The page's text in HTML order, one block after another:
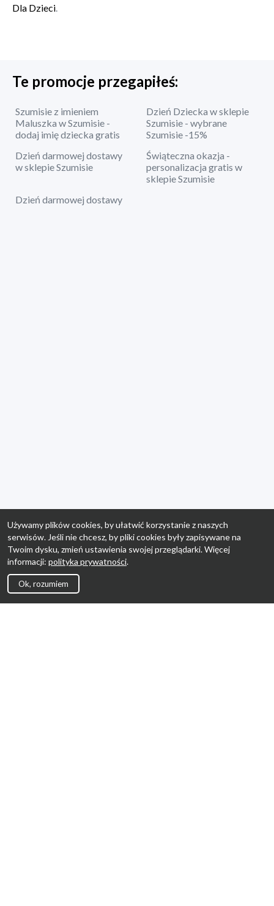
Dla Dzieci.
Te promocje przegapiłeś:
Szumisie z imieniem
Maluszka w Szumisie -
dodaj imię dziecka gratis
Dzień Dziecka w sklepie
Szumisie - wybrane
Szumisie -15%
Dzień darmowej dostawy
w sklepie Szumisie
Świąteczna okazja -
personalizacja gratis w
sklepie Szumisie
Dzień darmowej dostawy
Używamy plików cookies, by ułatwić korzystanie z naszych
serwisów. Jeśli nie chcesz, by pliki cookies były zapisywane na
Twoim dysku, zmień ustawienia swojej przeglądarki. Więcej
informacji: polityka prywatności.
Ok, rozumiem